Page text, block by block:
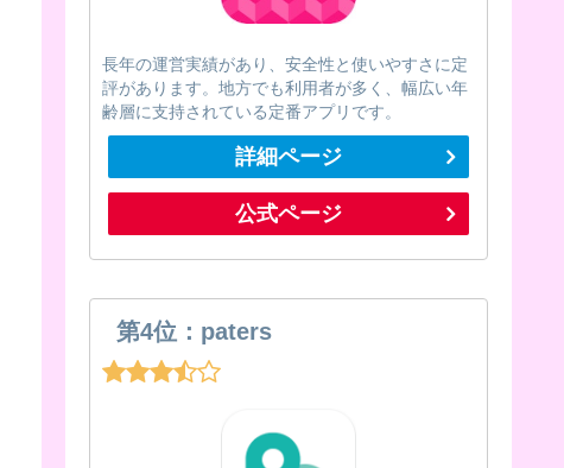
長年の運営実績があり、安全性と使いやすさに定
評があります。地方でも利用者が多く、幅広い年
齢層に支持されている定番アプリです。
詳細ページ
公式ページ
第4位：paters